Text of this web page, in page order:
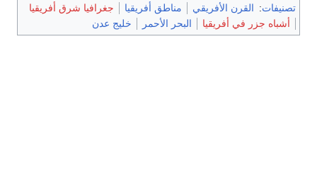
تصنيفات: القرن الأفريقي مناطق أفريقيا
جغرافيا شرق أفريقيا
أشباه جزر في أفريقيا
البحر الأحمر خليج عدن